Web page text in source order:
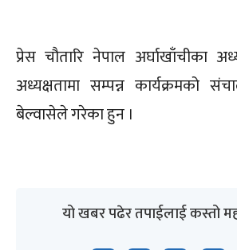
प्रेस चौतारि नेपाल अर्घाखाँचीका
अध्यक्षतामा सम्पन्न कार्यक्रमको
बेल्वासेले गरेका हुन ।
यो खबर पढेर तपाईलाई कस्तो